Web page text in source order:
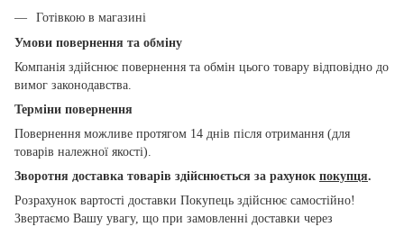
Готівкою в магазині
Умови повернення та обміну
Компанія здійснює повернення та обмін цього товару відповідно до
вимог законодавства.
Терміни повернення
Повернення можливе протягом 14 днів після отримання (для
товарів належної якості).
Зворотня доставка товарів здійснюється за рахунок покупця.
Розрахунок вартості доставки Покупець здійснює самостійно!
Звертаємо Вашу увагу, що при замовленні доставки через